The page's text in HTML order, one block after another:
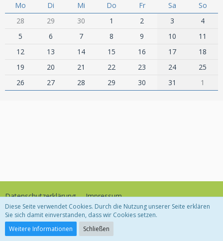
Mo Di Mi Do Fr Sa
So
28
29 30 1 2 3
4
5
6 7 8 9 10
11
12
13 14 15 16 17
18
19
20 21 22 23 24
25
26
27 28 29 30 31 1
Datenschutzerklärung Impressum
Community-Software:
Diese Seite verwendet Cookies. Durch die Nutzung unserer Seite erklären
Sie sich damit einverstanden, dass wir Cookies setzen.
Weitere Informationen
Schließen